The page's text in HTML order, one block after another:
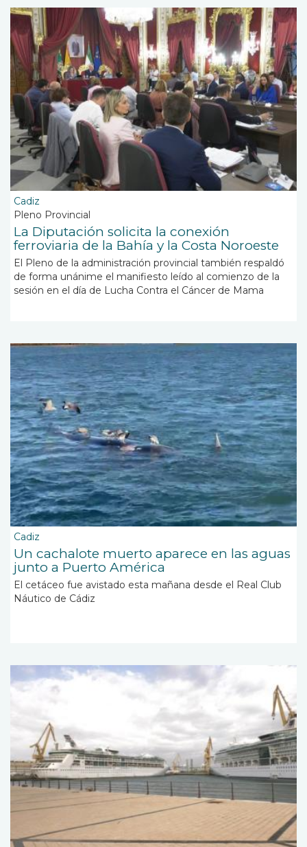
Cadiz
Pleno Provincial
La Diputación solicita la conexión
ferroviaria de la Bahía y la Costa Noroeste
El Pleno de la administración provincial también respaldó
de forma unánime el manifiesto leído al comienzo de la
sesión en el día de Lucha Contra el Cáncer de Mama
Cadiz
Un cachalote muerto aparece en las aguas
junto a Puerto América
El cetáceo fue avistado esta mañana desde el Real Club
Náutico de Cádiz